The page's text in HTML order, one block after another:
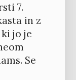
7.
in z
ki jo je
Se